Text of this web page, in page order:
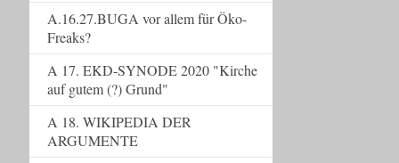
A.16.27.BUGA vor allem für Öko-
Freaks?
A 17. EKD-SYNODE 2020 "Kirche
auf gutem (?) Grund"
A 18. WIKIPEDIA DER
ARGUMENTE